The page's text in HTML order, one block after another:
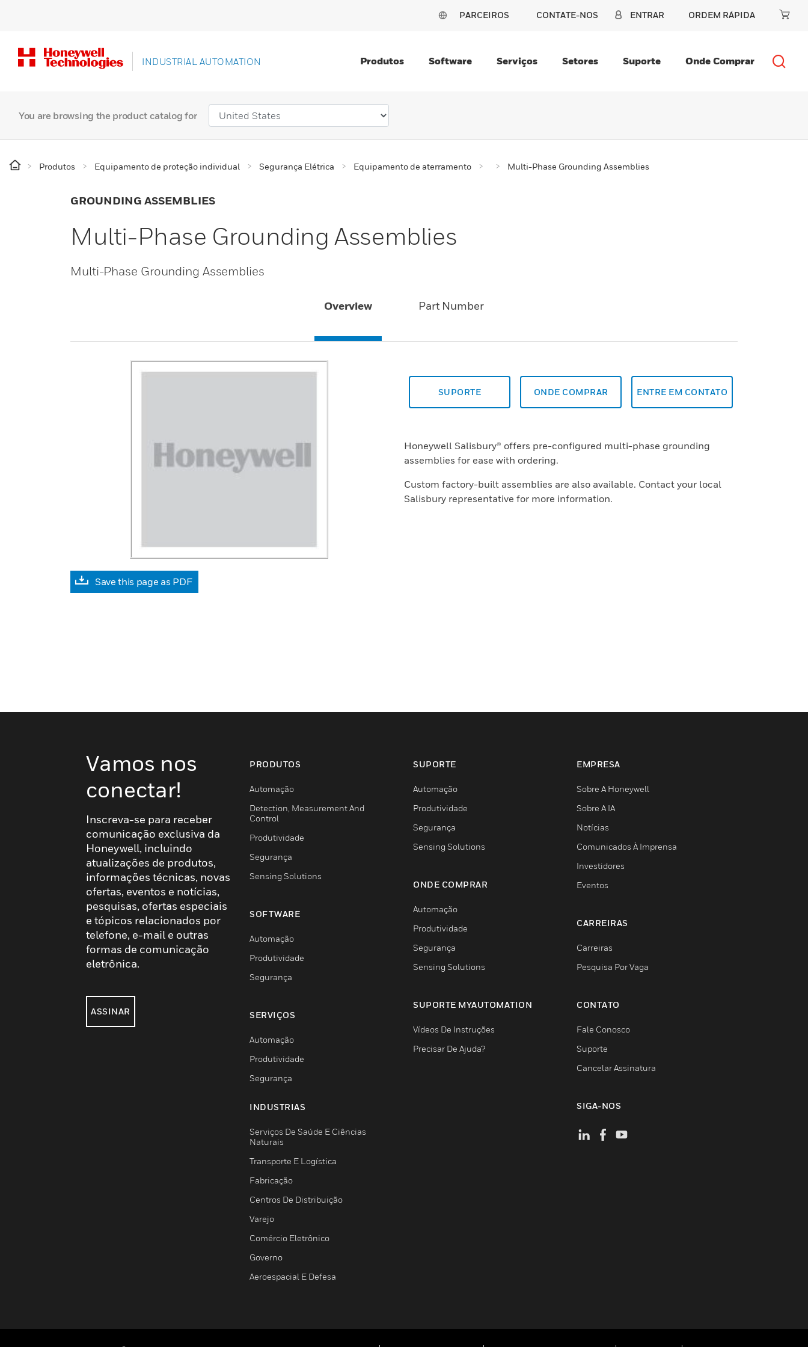
PARCEIROS CONTATE-NOS ENTRAR ORDEM RÁPIDA
INDUSTRIAL AUTOMATION Produtos Software Serviços Setores Suporte Onde Comprar
You are browsing the product catalog for
Produtos Equipamento de proteção individual Segurança Elétrica Equipamento de aterramento Multi-Phase Grounding Assemblies
GROUNDING ASSEMBLIES
Multi-Phase Grounding Assemblies
Multi-Phase Grounding Assemblies
Overview Part Number
Save this page as PDF
SUPORTE ONDE COMPRAR ENTRE EM CONTATO
Honeywell Salisbury® offers pre-configured multi-phase grounding
assemblies for ease with ordering.
Custom factory-built assemblies are also available. Contact your local
Salisbury representative for more information.
Vamos nos
conectar!
Inscreva-se para receber
comunicação exclusiva da
Honeywell, incluindo
atualizações de produtos,
informações técnicas, novas
ofertas, eventos e notícias,
pesquisas, ofertas especiais
e tópicos relacionados por
telefone, e-mail e outras
formas de comunicação
eletrônica.
ASSINAR
PRODUTOS
Automação
Detection, Measurement And
Control
Produtividade
Segurança
Sensing Solutions
SOFTWARE
Automação
Produtividade
Segurança
SERVIÇOS
Automação
Produtividade
Segurança
INDUSTRIAS
Serviços De Saúde E Ciências
Naturais
Transporte E Logística
Fabricação
Centros De Distribuição
Varejo
Comércio Eletrônico
Governo
Aeroespacial E Defesa
SUPORTE
Automação
Produtividade
Segurança
Sensing Solutions
ONDE COMPRAR
Automação
Produtividade
Segurança
Sensing Solutions
SUPORTE MYAUTOMATION
Vídeos De Instruções
Precisar De Ajuda?
EMPRESA
Sobre A Honeywell
Sobre A IA
Notícias
Comunicados À Imprensa
Investidores
Eventos
CARREIRAS
Carreiras
Pesquisa Por Vaga
CONTATO
Fale Conosco
Suporte
Cancelar Assinatura
SIGA-NOS